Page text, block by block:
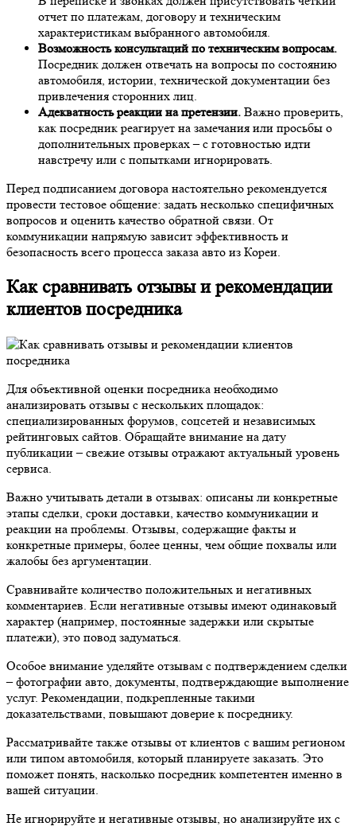
отчет по платежам, договору и техническим
характеристикам выбранного автомобиля.
Возможность консультаций по техническим вопросам.
Посредник должен отвечать на вопросы по состоянию
автомобиля, истории, технической документации без
привлечения сторонних лиц.
Адекватность реакции на претензии. Важно проверить,
как посредник реагирует на замечания или просьбы о
дополнительных проверках – с готовностью идти
навстречу или с попытками игнорировать.
Перед подписанием договора настоятельно рекомендуется
провести тестовое общение: задать несколько специфичных
вопросов и оценить качество обратной связи. От
коммуникации напрямую зависит эффективность и
безопасность всего процесса заказа авто из Кореи.
Как сравнивать отзывы и рекомендации
клиентов посредника
Для объективной оценки посредника необходимо
анализировать отзывы с нескольких площадок:
специализированных форумов, соцсетей и независимых
рейтинговых сайтов. Обращайте внимание на дату
публикации – свежие отзывы отражают актуальный уровень
сервиса.
Важно учитывать детали в отзывах: описаны ли конкретные
этапы сделки, сроки доставки, качество коммуникации и
реакции на проблемы. Отзывы, содержащие факты и
конкретные примеры, более ценны, чем общие похвалы или
жалобы без аргументации.
Сравнивайте количество положительных и негативных
комментариев. Если негативные отзывы имеют одинаковый
характер (например, постоянные задержки или скрытые
платежи), это повод задуматься.
Особое внимание уделяйте отзывам с подтверждением сделки
– фотографии авто, документы, подтверждающие выполнение
услуг. Рекомендации, подкрепленные такими
доказательствами, повышают доверие к посреднику.
Рассматривайте также отзывы от клиентов с вашим регионом
или типом автомобиля, который планируете заказать. Это
поможет понять, насколько посредник компетентен именно в
вашей ситуации.
Не игнорируйте и негативные отзывы, но анализируйте их с